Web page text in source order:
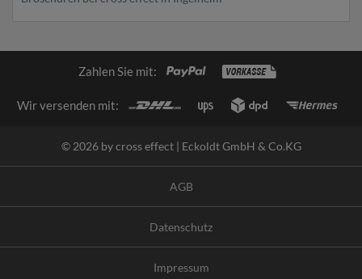
Zahlen Sie mit:
Wir versenden mit:
© 2026 by cross effect | Eckoldt GmbH & Co.KG
AGB
Datenschutz
Impressum